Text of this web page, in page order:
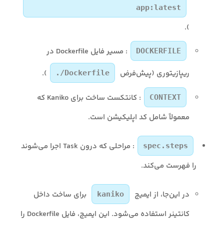
app:latest
).
DOCKERFILE
: مسیر فایل Dockerfile در
ریپازیتوری (پیش‌فرض
./Dockerfile
).
CONTEXT
: کانتکست ساخت برای Kaniko که
معمولاً شامل کد اپلیکیشن است.
spec.steps
: مراحلی که درون Task اجرا می‌شوند
را فهرست می‌کند.
در این‌جا، از ایمیج kaniko
برای ساخت داخل
کانتینر استفاده می‌شود. این ایمیج، فایل Dockerfile را